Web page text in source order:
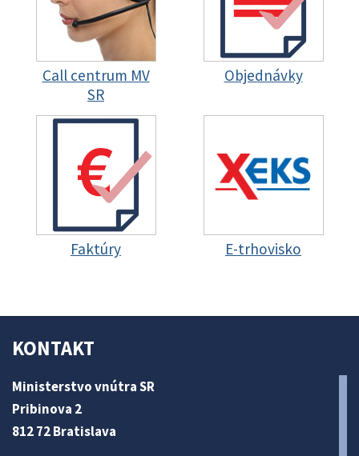
Call centrum MV
SR
Objednávky
Faktúry E-trhovisko
KONTAKT
Ministerstvo vnútra SR
Pribinova 2
812 72 Bratislava